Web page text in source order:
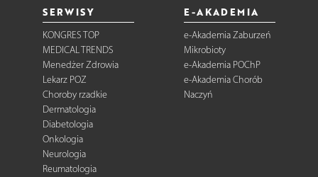
SERWISY
KONGRES TOP
MEDICAL TRENDS
Menedżer Zdrowia
Lekarz POZ
Choroby rzadkie
Dermatologia
Diabetologia
Onkologia
Neurologia
Reumatologia
E-AKADEMIA
e-Akademia Zaburzeń
Mikrobioty
e-Akademia POChP
e-Akademia Chorób
Naczyń